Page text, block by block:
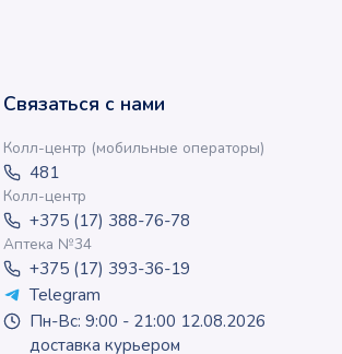
Связаться с нами
Колл-центр (мобильные операторы)
481
Колл-центр
+375 (17) 388-76-78
Аптека №34
+375 (17) 393-36-19
Telegram
Пн-Вс: 9:00 - 21:00 12.08.2026
доставка курьером